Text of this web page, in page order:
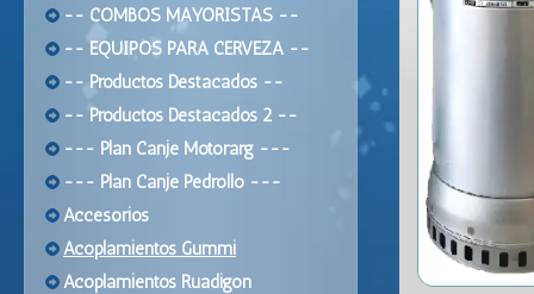
-- COMBOS MAYORISTAS --
-- EQUIPOS PARA CERVEZA --
-- Productos Destacados --
-- Productos Destacados 2 --
--- Plan Canje Motorarg ---
--- Plan Canje Pedrollo ---
Accesorios
Acoplamientos Gummi
Acoplamientos Ruadigon